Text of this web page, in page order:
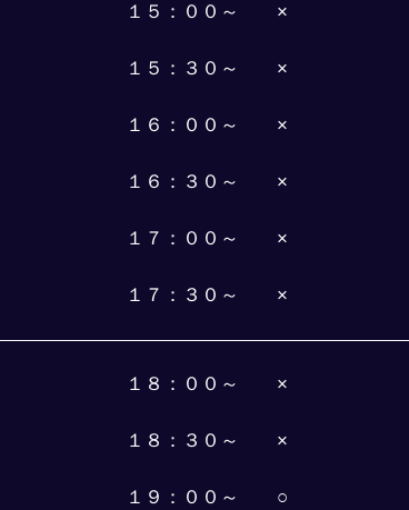
１５：００～　　×
１５：３０～　　×
１６：００～　　×
１６：３０～　　×
１７：００～　　×
１７：３０～　　×
１８：００～　　×
１８：３０～　　×
１９：００～　　○